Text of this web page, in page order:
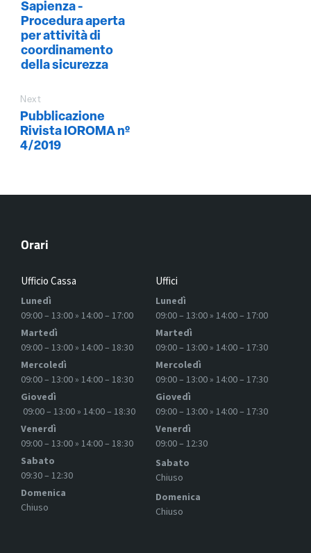
Sapienza -
Procedura aperta
per attività di
coordinamento
della sicurezza
Next
Pubblicazione
Rivista IOROMA nº
4/2019
Orari
Ufficio Cassa
Lunedì
09:00 – 13:00 » 14:00 – 17:00
Martedì
09:00 – 13:00 » 14:00 – 18:30
Mercoledì
09:00 – 13:00 » 14:00 – 18:30
Giovedì
09:00 – 13:00 » 14:00 – 18:30
Venerdì
09:00 – 13:00 » 14:00 – 18:30
Sabato
09:30 – 12:30
Domenica
Chiuso
Uffici
Lunedì
09:00 – 13:00 » 14:00 – 17:00
Martedì
09:00 – 13:00 » 14:00 – 17:30
Mercoledì
09:00 – 13:00 » 14:00 – 17:30
Giovedì
09:00 – 13:00 » 14:00 – 17:30
Venerdì
09:00 – 12:30
Sabato
Chiuso
Domenica
Chiuso